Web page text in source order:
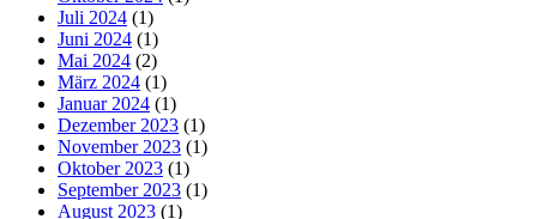
Juli 2024 (1)
Juni 2024 (1)
Mai 2024 (2)
März 2024 (1)
Januar 2024 (1)
Dezember 2023 (1)
November 2023 (1)
Oktober 2023 (1)
September 2023 (1)
August 2023 (1)